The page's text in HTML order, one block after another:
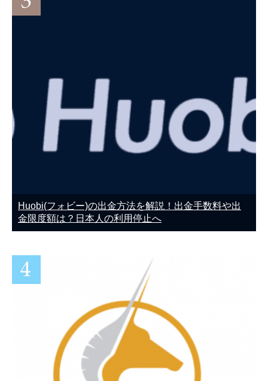
Huobi(フォビー)の出金方法を解説！出金手数料や出
金限度額は？日本人の利用停止へ